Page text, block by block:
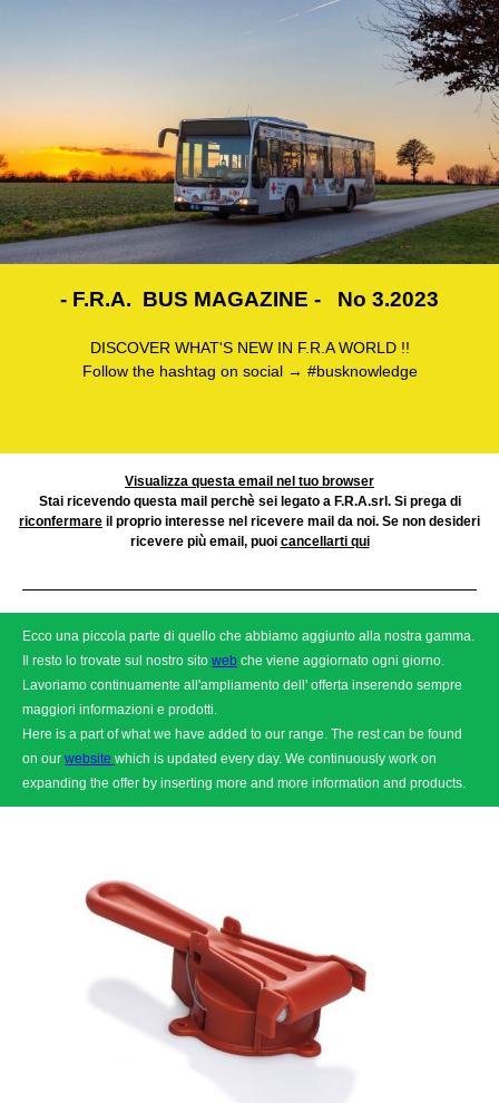
- F.R.A. BUS MAGAZINE - No 3.2023
DISCOVER WHAT'S NEW IN F.R.A WORLD !!
Follow the hashtag on social → #busknowledge
Visualizza questa email nel tuo browser
Stai ricevendo questa mail perchè sei legato a F.R.A.srl. Si prega di
riconfermare il proprio interesse nel ricevere mail da noi. Se non desideri
ricevere più email, puoi cancellarti qui
Ecco una piccola parte di quello che abbiamo aggiunto alla nostra gamma.
Il resto lo trovate sul nostro sito web che viene aggiornato ogni giorno.
Lavoriamo continuamente all'ampliamento dell' offerta inserendo sempre
maggiori informazioni e prodotti.
Here is a part of what we have added to our range. The rest can be found
on our website which is updated every day. We continuously work on
expanding the offer by inserting more and more information and products.